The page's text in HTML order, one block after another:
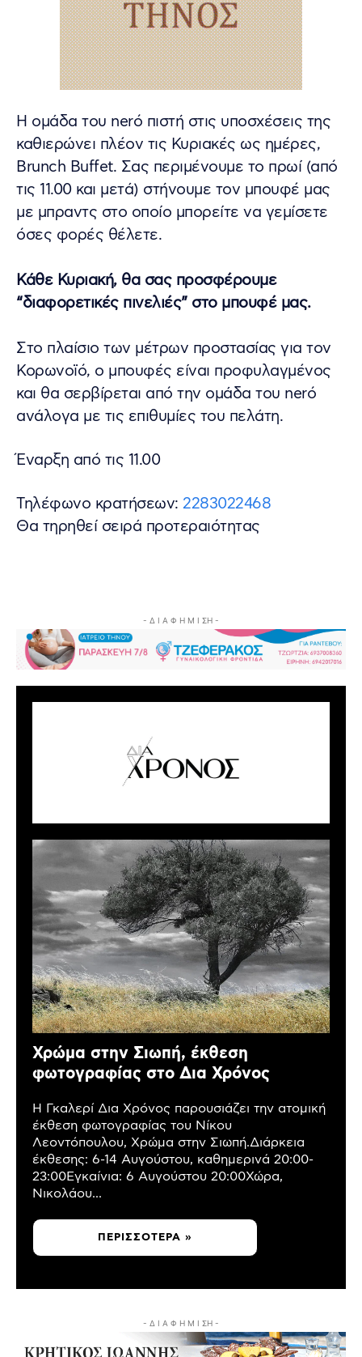
Η ομάδα του nerό πιστή στις υποσχέσεις της
καθιερώνει πλέον τις Κυριακές ως ημέρες,
Brunch Buffet. Σας περιμένουμε το πρωί (από
τις 11.00 και μετά) στήνουμε τον μπουφέ μας
με μπραντς στο οποίο μπορείτε να γεμίσετε
όσες φορές θέλετε.
Κάθε Κυριακή, θα σας προσφέρουμε
“διαφορετικές πινελιές” στο μπουφέ μας.
Στο πλαίσιο των μέτρων προστασίας για τον
Κορωνοϊό, ο μπουφές είναι προφυλαγμένος
και θα σερβίρεται από την ομάδα του nerό
ανάλογα με τις επιθυμίες του πελάτη.
Έναρξη από τις 11.00
Τηλέφωνο κρατήσεων: 2283022468
Θα τηρηθεί σειρά προτεραιότητας
- Δ Ι Α Φ Η Μ Ι ΣΗ -
Χρώμα στην Σιωπή, έκθεση
φωτογραφίας στο Δια Χρόνος
Η Γκαλερί Δια Χρόνος παρουσιάζει την ατομική
έκθεση φωτογραφίας του Νίκου
Λεοντόπουλου, Χρώμα στην Σιωπή.Διάρκεια
έκθεσης: 6-14 Αυγούστου, καθημερινά 20:00-
23:00Εγκαίνια: 6 Αυγούστου 20:00Χώρα,
Νικολάου...
ΠΕΡΙΣΣΌΤΕΡΑ »
- Δ Ι Α Φ Η Μ Ι ΣΗ -